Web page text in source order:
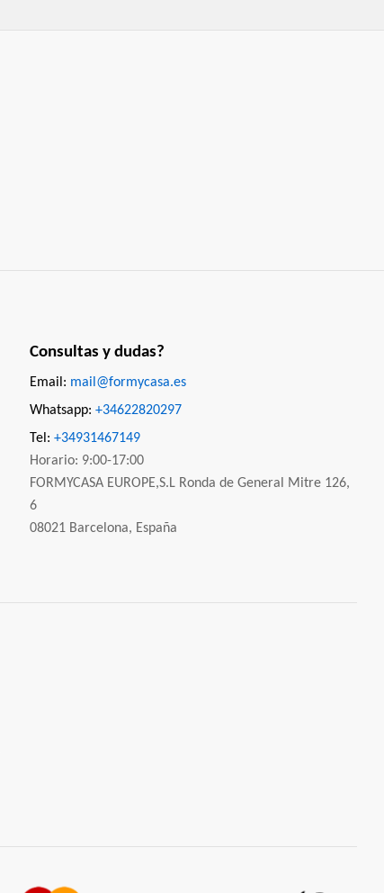
Consultas y dudas?
Email: mail@formycasa.es
Whatsapp: +34622820297
Tel: +34931467149
Horario: 9:00-17:00
FORMYCASA EUROPE,S.L Ronda de General Mitre 126,
6
08021 Barcelona, España